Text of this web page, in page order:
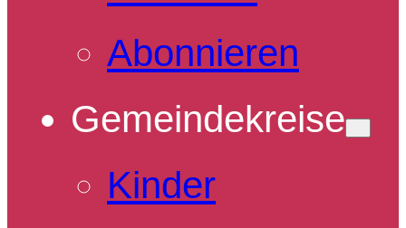
Abonnieren
Gemeindekreise
Kinder